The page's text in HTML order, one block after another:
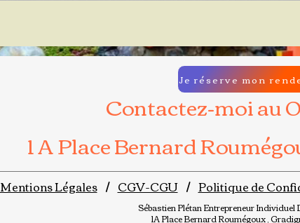
Contactez-moi au
1 A Place Bernard
Je réserve mon
Mentions Légales/ CGV-CGU/ Politique de
Sébastien PlétanEntrepreneur Individuel
1A Place Bernard Roumégoux ,